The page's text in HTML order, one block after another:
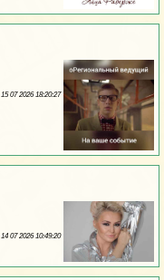
15 07 2026 18:20:27
14 07 2026 10:49:20